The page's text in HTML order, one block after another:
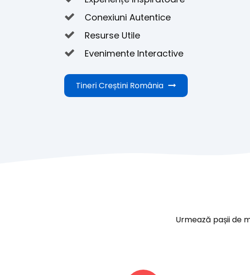
Conexiuni Autentice
Resurse Utile
Evenimente Interactive
Tineri Creștini România
Urmează pașii de